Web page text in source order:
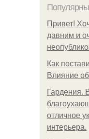
Привет!
давним и
Как
Влияние
Гардения.
отличное
интерьера.